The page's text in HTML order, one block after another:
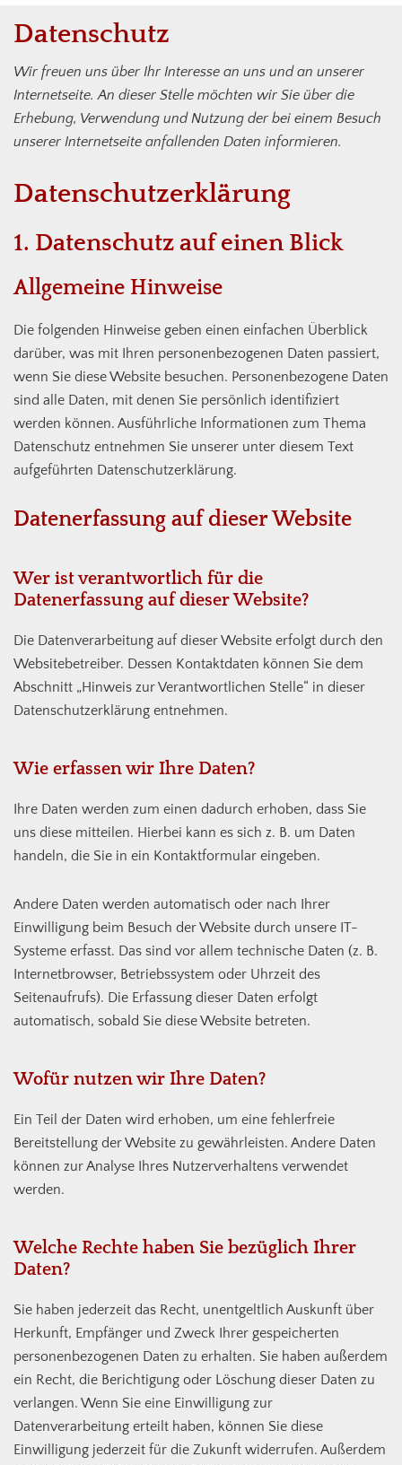
Datenschutz
Wir freuen uns über Ihr Interesse an uns und an unserer
Internetseite. An dieser Stelle möchten wir Sie über die
Erhebung, Verwendung und Nutzung der bei einem Besuch
unserer Internetseite anfallenden Daten informieren.
Datenschutz­erklärung
1. Datenschutz auf einen Blick
Allgemeine Hinweise
Die folgenden Hinweise geben einen einfachen Überblick
darüber, was mit Ihren personenbezogenen Daten passiert,
wenn Sie diese Website besuchen. Personenbezogene Daten
sind alle Daten, mit denen Sie persönlich identifiziert
werden können. Ausführliche Informationen zum Thema
Datenschutz entnehmen Sie unserer unter diesem Text
aufgeführten Datenschutzerklärung.
Datenerfassung auf dieser Website
Wer ist verantwortlich für die
Datenerfassung auf dieser Website?
Die Datenverarbeitung auf dieser Website erfolgt durch den
Websitebetreiber. Dessen Kontaktdaten können Sie dem
Abschnitt „Hinweis zur Verantwortlichen Stelle“ in dieser
Datenschutzerklärung entnehmen.
Wie erfassen wir Ihre Daten?
Ihre Daten werden zum einen dadurch erhoben, dass Sie
uns diese mitteilen. Hierbei kann es sich z. B. um Daten
handeln, die Sie in ein Kontaktformular eingeben.
Andere Daten werden automatisch oder nach Ihrer
Einwilligung beim Besuch der Website durch unsere IT-
Systeme erfasst. Das sind vor allem technische Daten (z. B.
Internetbrowser, Betriebssystem oder Uhrzeit des
Seitenaufrufs). Die Erfassung dieser Daten erfolgt
automatisch, sobald Sie diese Website betreten.
Wofür nutzen wir Ihre Daten?
Ein Teil der Daten wird erhoben, um eine fehlerfreie
Bereitstellung der Website zu gewährleisten. Andere Daten
können zur Analyse Ihres Nutzerverhaltens verwendet
werden.
Welche Rechte haben Sie bezüglich Ihrer
Daten?
Sie haben jederzeit das Recht, unentgeltlich Auskunft über
Herkunft, Empfänger und Zweck Ihrer gespeicherten
personenbezogenen Daten zu erhalten. Sie haben außerdem
ein Recht, die Berichtigung oder Löschung dieser Daten zu
verlangen. Wenn Sie eine Einwilligung zur
Datenverarbeitung erteilt haben, können Sie diese
Einwilligung jederzeit für die Zukunft widerrufen. Außerdem